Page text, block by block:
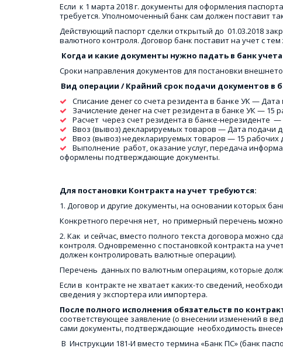
Если  к 1 марта 2018 г. документы для оформления
требуется. Уполномоченный банк сам должен поставит
Действующий паспорт сделки открытый до  01.03.2018
валютного контроля. Договор банк поставит на учет с
Когда и какие документы нужно падать в банк
Сроки направления документов для постановки
Вид операции / Крайний срок подачи документов в
Списание денег со счета резидента в банке УК —
Зачисление денег на счет резидента в банке УК — 15
Расчет  через счет резидента в банке-нерезиденте
Ввоз (вывоз) декларируемых товаров — Дата подачи
Ввоз (вывоз) недекларируемых товаров — 15
Выполнение  работ, оказание услуг, передача
оформлены подтверждающие документы.
Для постановки Контракта на учет требуются:
1. Договор и другие документы, на основании которых
Конкретного перечня нет,  но примерный перечень
2. Как  и сейчас, вместо полного текста договора можно
контроля. Одновременно с постановкой контракта на
должен контролировать валютные операции).
Перечень  данных по валютным операциям, которые
Если в  контракте не хватает каких-то сведений,
сведения у экспортера или импортера.
После полного исполнения обязательств по
соответствующее заявление (о внесении изменений в
сами документы, подтверждающие  необходимость
В  Инструкции 181-И вместо термина «Банк ПС» (банк